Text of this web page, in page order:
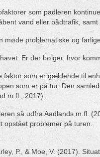
som padleren
vand eller bådtrafik,
møde problematiske og
Er der bølger, hvor
faktor som er gældende til
som er på tur. Den
m.fl., 2017).
så udfra Aadlands m.fl.
opstået problemer på turen.
P., & Moe, V. (2017).